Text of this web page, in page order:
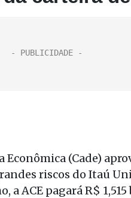
(Cade)
riscos do Itaú
a ACE pagará R$